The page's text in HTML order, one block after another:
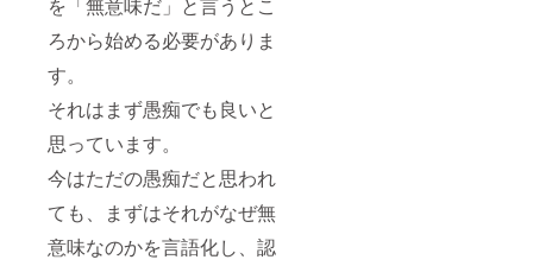
を「無意味だ」と言うとこ
ろから始める必要がありま
す。
それはまず愚痴でも良いと
思っています。
今はただの愚痴だと思われ
ても、まずはそれがなぜ無
意味なのかを言語化し、認